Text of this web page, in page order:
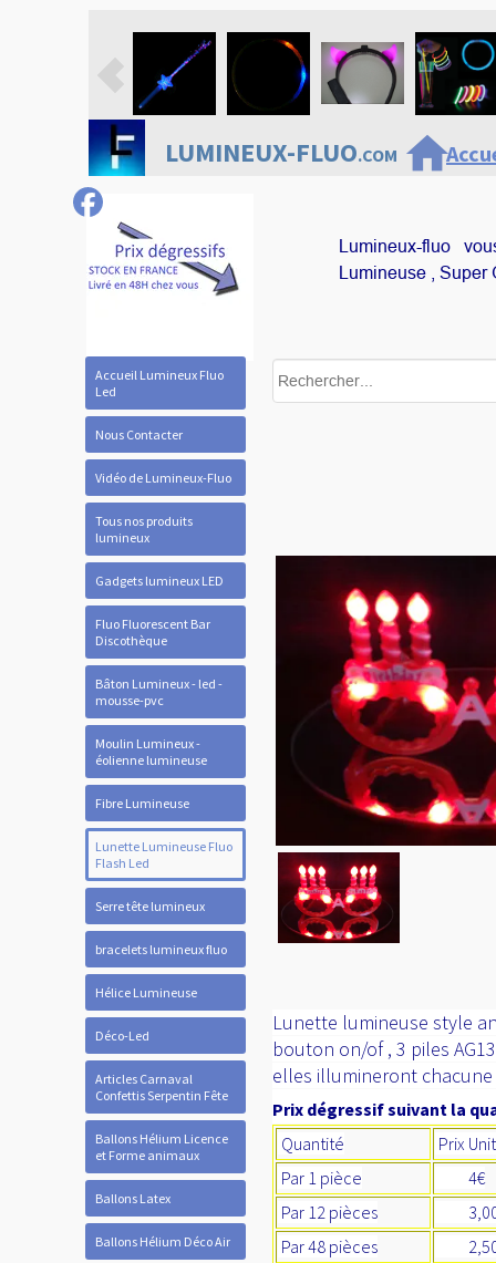
Accueil Lumineux Fluo
Led
Nous Contacter
Vidéo de Lumineux-Fluo
Tous nos produits
lumineux
Gadgets lumineux LED
Fluo Fluorescent Bar
Discothèque
Bâton Lumineux - led -
mousse-pvc
Moulin Lumineux -
éolienne lumineuse
Fibre Lumineuse
Lunette Lumineuse Fluo
Flash Led
Serre tête lumineux
bracelets lumineux fluo
Hélice Lumineuse
Déco-Led
Articles Carnaval
Confettis Serpentin Fête
Ballons Hélium Licence
et Forme animaux
Ballons Latex
Ballons Hélium Déco Air
LUMINEUX-FLUO.COMhome
Lumineux-fluo
Lumineuse ,
Lunette lumineuse style
bouton on/of , 3 piles
elles illumineront
Prix dégressif suivant la
Quantité
Prix
Par 1 pièce
4€
Par 12 pièces
Par 48 pièces